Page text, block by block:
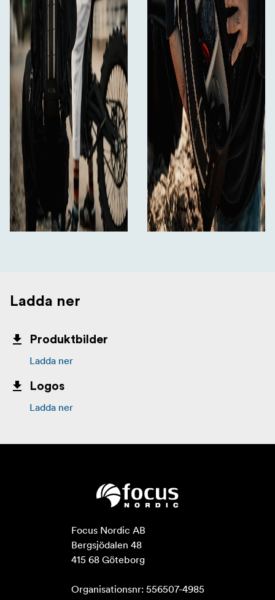
Ladda ner
Produktbilder
Ladda ner
Logos
Ladda ner
Focus Nordic AB
Bergsjödalen 48
415 68 Göteborg
Organisationsnr: 556507-4985